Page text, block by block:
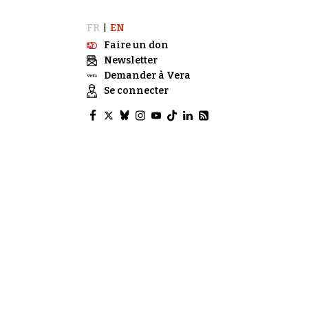
FR
EN
Faire un don
Newsletter
Demander à Vera
Se connecter